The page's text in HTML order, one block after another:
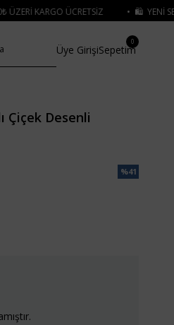
• 🛍️ YENI SEZON ÜRÜNLERINDE 2 ÜRÜN
Üye GirişiSepetim
0
Çiçek Desenli
%41